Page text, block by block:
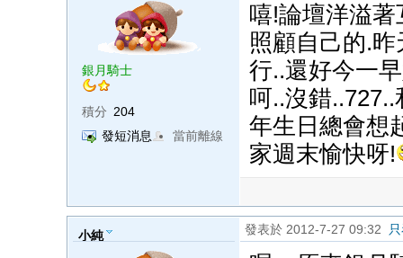
銀月騎士
積分 204
發短消息
當前離線
嘻!論壇洋溢
照顧自己的.
行..還好今一
呵..沒錯
年生日總會想
家週末愉快呀!
小純 發表於 2012-7-27 09:32